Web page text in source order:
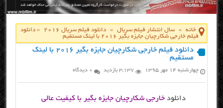
خانه » سال انتشار فیلم سریال » دانلود فیلم سریال 2016 »دانلود
فیلم خارجی شکارچیان جایزه بگیر ۲۰۱۶ با لینک مستقیم
دانلود فیلم خارجی شکارچیان جایزه بگیر ۲۰۱۶ با لینک
مستقیم
چهارشنبه ۱۴ مهر ۱۳۹۵ 3,137 بازدید 0 دیدگاه
دانلود خارجی شکارچیان جایزه بگیر با کیفیت عالی